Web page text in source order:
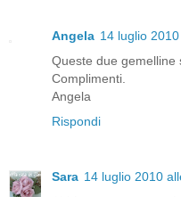
Angela 14 luglio
Queste due gemelline
Complimenti.
Angela
Rispondi
Sara 14 luglio 2010